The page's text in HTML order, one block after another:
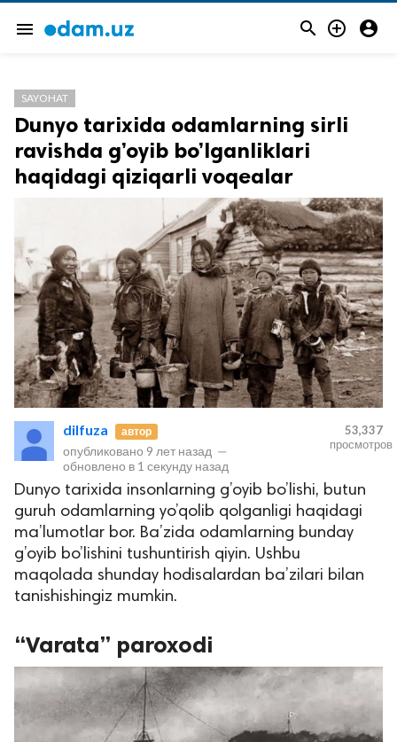
menu   
SAYOHAT
Dunyo tarixida odamlarning sirli
ravishda g’oyib bo’lganliklari
haqidagi qiziqarli voqealar
dilfuza автор
опубликовано 9 лет назад —
обновлено в 1 секунду назад
53,337
просмотров
Dunyo tarixida insonlarning g’oyib bo’lishi, butun
guruh odamlarning yo’qolib qolganligi haqidagi
ma’lumotlar bor. Ba’zida odamlarning bunday
g’oyib bo’lishini tushuntirish qiyin. Ushbu
maqolada shunday hodisalardan ba’zilari bilan
tanishishingiz mumkin.
“Varata” paroxodi